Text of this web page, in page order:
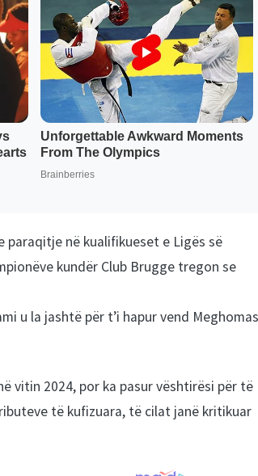
paraqitje në kualifikueset e Ligës së
kundër Club Brugge tregon se
u la jashtë për t’i hapur vend
vitin 2024, por ka pasur vështirësi për të
të kufizuara, të cilat janë kritikuar